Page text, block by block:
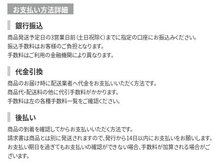
お支払い方法詳細
銀行振込
商品発送予定日の3営業日前（土日祝除く）までに指定の口座にお振込みください。
振込手数料はお客様のご負担となります。
手数料はご利用の金融機関により異なります。
代金引換
商品のお届け時に配送業者へ代金をお支払いいただく方法です。
商品代・配送料の他に代引手数料がかかります。
手数料は左の各種手数料一覧をご確認ください。
後払い
商品の到着を確認してからお支払いいただく方法です。
請求書は商品とは別に発送されますので、発行から14日以内にお支払いをお願いします。
お支払い期日を過ぎてもお支払いの確認ができない場合、手数料が加算される場合がご
ざいます。